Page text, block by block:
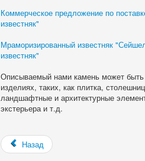
Коммерческое предложение по
известняк"
Мраморизированный известняк
известняк"
Описываемый нами камень может быть
изделиях, таких, как плитка,
ландшафтные и архитектурные
экстерьера и т.д.
Назад